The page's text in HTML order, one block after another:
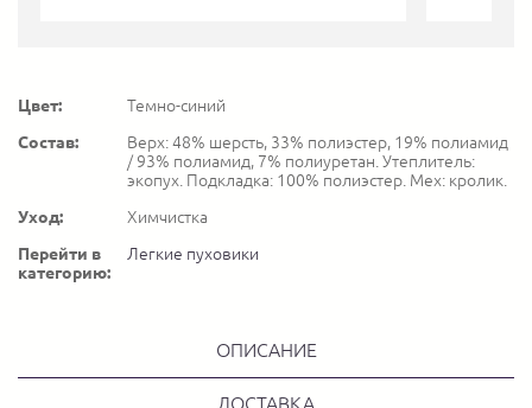
Цвет:
Темно-синий
Состав:
Верх: 48% шерсть, 33% полиэстер, 19% полиамид
/ 93% полиамид, 7% полиуретан. Утеплитель:
экопух. Подкладка: 100% полиэстер. Мех: кролик.
Уход:
Химчистка
Перейти в
категорию:
Легкие пуховики
ОПИСАНИЕ
ДОСТАВКА